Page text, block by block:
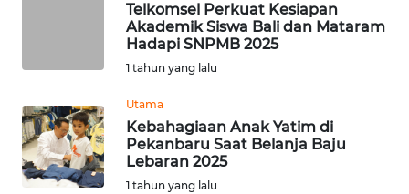
Telkomsel Perkuat Kesiapan
Akademik Siswa Bali dan Mataram
Hadapi SNPMB 2025
1 tahun yang lalu
Utama
Kebahagiaan Anak Yatim di
Pekanbaru Saat Belanja Baju
Lebaran 2025
1 tahun yang lalu
JAKARTA
WN
JABAR